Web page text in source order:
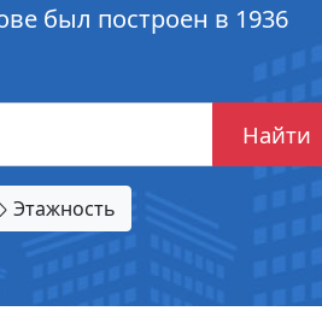
был построен в 1936
Найти
Этажность